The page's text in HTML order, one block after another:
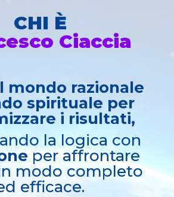
CHI È
Ciaccia
mondo razionale
spirituale per
i risultati,
la logica con
per affrontare
modo completo
efficace.